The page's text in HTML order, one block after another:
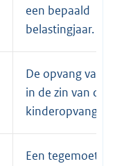
een bepaald
belastingjaar.
De opvang van
in de zin van de
kinderopvang.
Een